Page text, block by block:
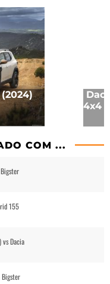
4x4
COM ...
155
Dacia
Bigster